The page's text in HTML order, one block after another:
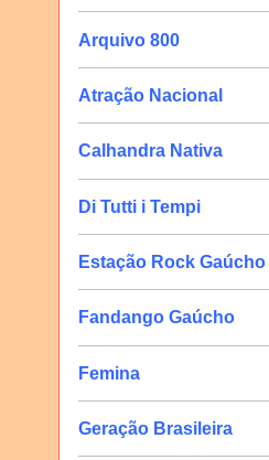
Arquivo 800
Atração Nacional
Calhandra Nativa
Di Tutti i Tempi
Estação Rock Gaúcho
Fandango Gaúcho
Femina
Geração Brasileira